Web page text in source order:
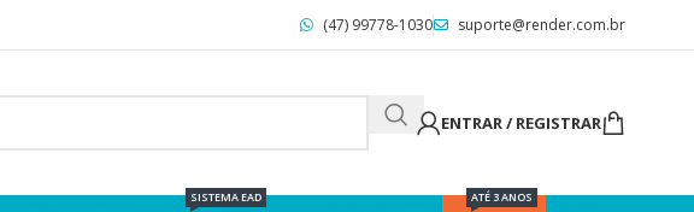
(47) 99778-1030 suporte@render.com.br
ENTRAR / REGISTRAR
SISTEMA EAD ATÉ 3 ANOS